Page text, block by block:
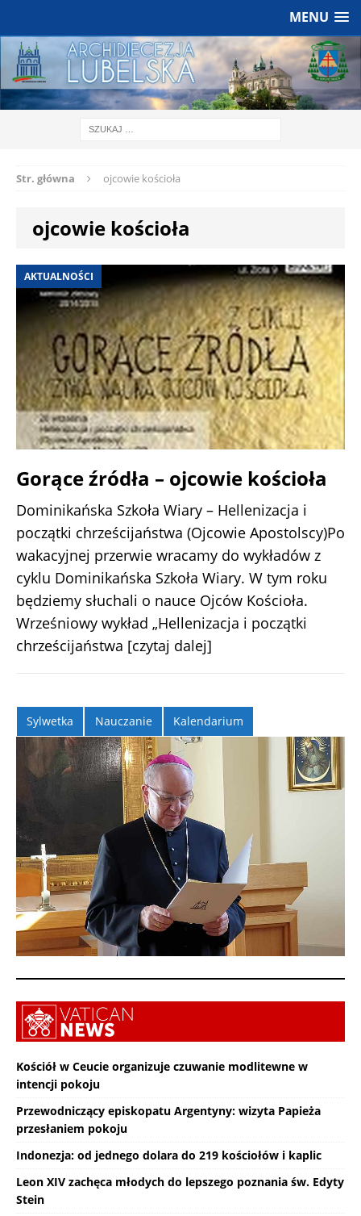
MENU
Str. główna ojcowie kościoła
ojcowie kościoła
AKTUALNOŚCI
Gorące źródła – ojcowie kościoła
Dominikańska Szkoła Wiary – Hellenizacja i
początki chrześcijaństwa (Ojcowie Apostolscy)Po
wakacyjnej przerwie wracamy do wykładów z
cyklu Dominikańska Szkoła Wiary. W tym roku
będziemy słuchali o nauce Ojców Kościoła.
Wrześniowy wykład „Hellenizacja i początki
chrześcijaństwa [czytaj dalej]
Sylwetka Nauczanie Kalendarium
Kościół w Ceucie organizuje czuwanie modlitewne w
intencji pokoju
Przewodniczący episkopatu Argentyny: wizyta Papieża
przesłaniem pokoju
Indonezja: od jednego dolara do 219 kościołów i kaplic
Leon XIV zachęca młodych do lepszego poznania św. Edyty
Stein